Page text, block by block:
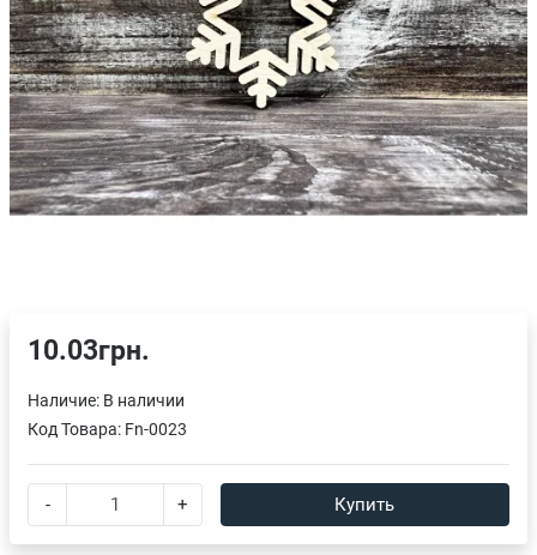
10.03грн.
Наличие: В наличии
Код Товара: Fn-0023
- + Купить